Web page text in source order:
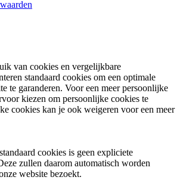
van cookies en vergelijkbare
standaard cookies om een optimale
te garanderen. Voor een meer persoonlijke
kiezen om persoonlijke cookies te
cookies kan je ook weigeren voor een meer
cookies is geen expliciete
zullen daarom automatisch worden
website bezoekt.